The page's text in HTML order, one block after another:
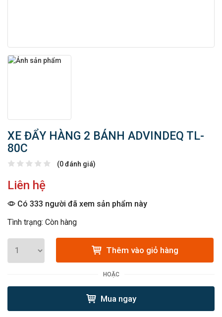
XE ĐẨY HÀNG 2 BÁNH ADVINDEQ TL-
80C
(0 đánh giá)
Liên hệ
Có 333 người đã xem sản phẩm này
Tình trạng: Còn hàng
Thêm vào giỏ hàng
HOẶC
Mua ngay